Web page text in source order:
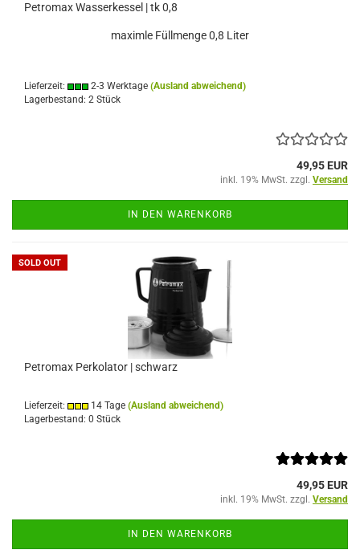
Petromax Wasserkessel | tk 0,8
maximle Füllmenge 0,8 Liter
Lieferzeit: 2-3 Werktage (Ausland abweichend)
Lagerbestand: 2 Stück
49,95 EUR
inkl. 19% MwSt. zzgl. Versand
IN DEN WARENKORB
SOLD OUT
Petromax Perkolator | schwarz
Lieferzeit: 14 Tage (Ausland abweichend)
Lagerbestand: 0 Stück
49,95 EUR
inkl. 19% MwSt. zzgl. Versand
IN DEN WARENKORB